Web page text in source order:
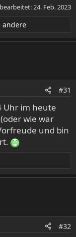
24. Feb. 2023
andere
#31
Uhr im heute
wie war
und bin
#32